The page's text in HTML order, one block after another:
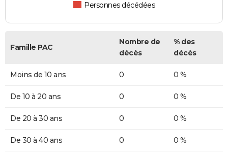
Personnes décédées
Famille PAC
Nombre de
décès
% des
décès
Moins de 10 ans 0 0 %
De 10 à 20 ans 0 0 %
De 20 à 30 ans 0 0 %
De 30 à 40 ans 0 0 %